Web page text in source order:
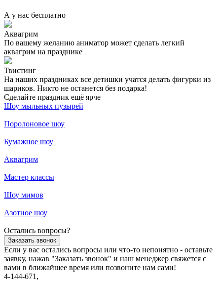
А у нас бесплатно
Аквагрим
По вашему желанию аниматор может сделать легкий
аквагрим на празднике
Твистинг
На наших праздниках все детишки учатся делать фигурки из
шариков. Никто не останется без подарка!
Сделайте праздник ещё ярче
Шоу мыльных пузырей
Поролоновое шоу
Бумажное шоу
Аквагрим
Мастер классы
Шоу мимов
Азотное шоу
Остались вопросы?
Заказать звонок
Если у вас остались вопросы или что-то непонятно - оставьте
заявку, нажав "Заказать звонок" и наш менеджер свяжется с
вами в ближайшее время или позвоните нам сами!
4-144-671,